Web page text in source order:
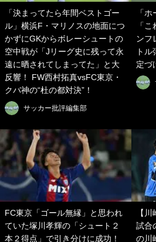
「決まってたら年間ベストゴー
ル」横浜F・マリノスの地面につ
かずにGKからボレーシュートの
空中戦が「Jリーグ史に残って永
遠に晒されてしまってた」と大
反響！ FW西村拓真vsFC東京・
クバ神の“杜の都対決”！
サッカー批評編集部
「
「
ンフ
ト
定づ
FC東京「ゴール無縁」と思われ
ていた塚川孝輝の「シュート２
本２得点」で引き分けに成功！
【
試合
の川